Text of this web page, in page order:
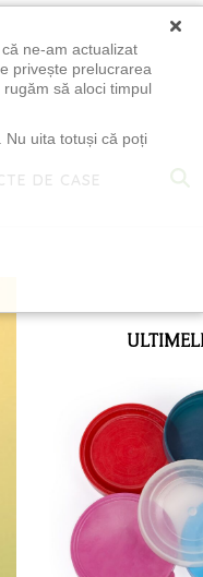
DE CASE
×
ne-am actualizat
privește prelucrarea
să aloci timpul
Nu uita totuși că poți